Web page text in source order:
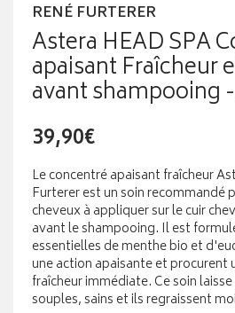
RENÉ FURTERER
Astera HEAD SPA
apaisant Fraîcheur
avant shampooing
39,90€
Le concentré apaisant fraîcheur
Furterer est un soin recommandé
cheveux à appliquer sur le cuir
avant le shampooing. Il est
essentielles de menthe bio et
une action apaisante et procurent
fraîcheur immédiate. Ce soin
souples, sains et ils regraissent